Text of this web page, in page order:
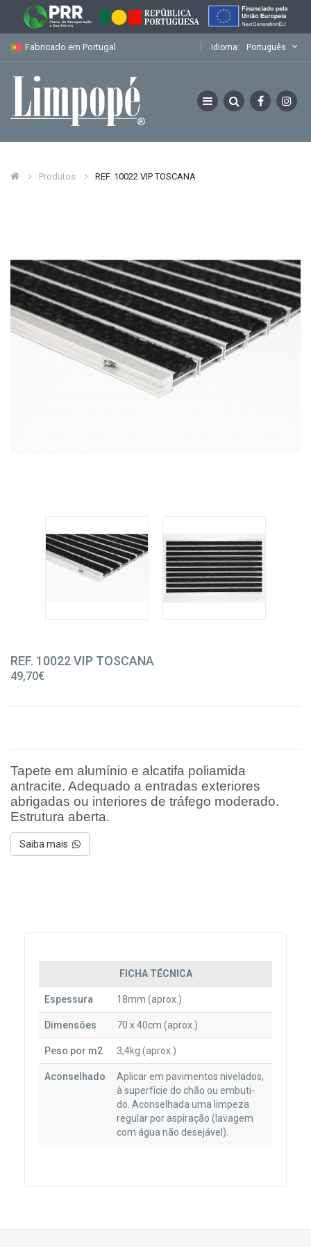
Fabricado em Portugal Idioma: Português
Produtos REF. 10022 VIP TOSCANA
REF. 10022 VIP TOSCANA
49,70€
Tapete em alumínio e alcatifa poliamida
antracite. Adequado a entradas exteriores
abrigadas ou interiores de tráfego moderado.
Estrutura aberta.
Saiba mais
FICHA TÉCNICA
Espessura 18mm (aprox.)
Dimensões 70 x 40cm (aprox.)
Peso por m2 3,4kg (aprox.)
Aconselhado
Aplicar em pavimentos nivelados,
à superfície do chão ou embuti-
do. Aconselhada uma limpeza
regular por aspiração (lavagem
com água não desejável).